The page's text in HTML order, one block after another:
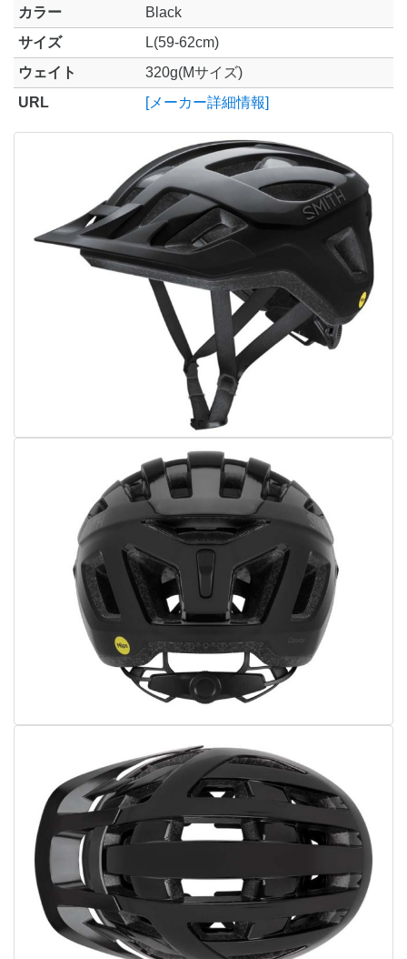
カラー
Black
サイズ
L(59-62cm)
ウェイト
320g(Mサイズ)
URL
[メーカー詳細情報]